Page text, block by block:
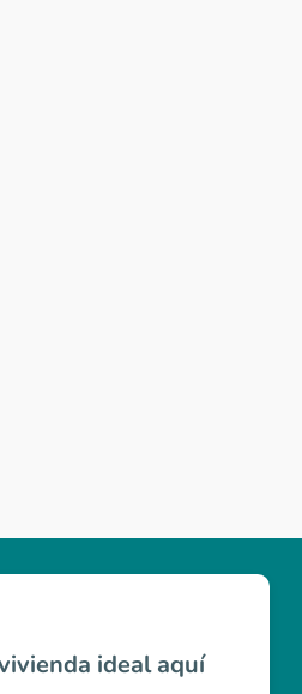
ideal aquí